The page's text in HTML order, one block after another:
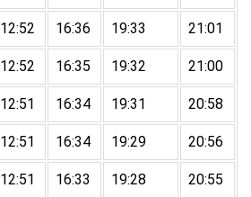
12:52 16:36 19:33 21:01
12:52 16:35 19:32 21:00
12:51 16:34 19:31 20:58
12:51 16:34 19:29 20:56
12:51 16:33 19:28 20:55